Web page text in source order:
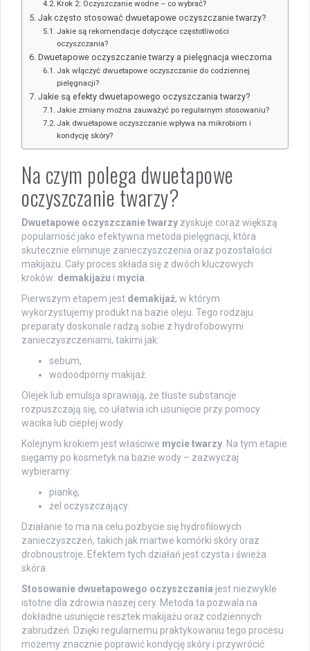
Krok 2: Oczyszczanie wodne – co wybrać?
Jak często stosować dwuetapowe oczyszczanie twarzy?
Jakie są rekomendacje dotyczące częstotliwości
oczyszczania?
Dwuetapowe oczyszczanie twarzy a pielęgnacja wieczorna
Jak włączyć dwuetapowe oczyszczanie do codziennej
pielęgnacji?
Jakie są efekty dwuetapowego oczyszczania twarzy?
Jakie zmiany można zauważyć po regularnym stosowaniu?
Jak dwuetapowe oczyszczanie wpływa na mikrobiom i
kondycję skóry?
Na czym polega dwuetapowe
oczyszczanie twarzy?
Dwuetapowe oczyszczanie twarzy zyskuje coraz większą
popularność jako efektywna metoda pielęgnacji, która
skutecznie eliminuje zanieczyszczenia oraz pozostałości
makijażu. Cały proces składa się z dwóch kluczowych
kroków: demakijażu i mycia
Pierwszym etapem jest demakijaż, w którym
wykorzystujemy produkt na bazie oleju. Tego rodzaju
preparaty doskonale radzą sobie z hydrofobowymi
zanieczyszczeniami, takimi jak:
sebum,
wodoodporny makijaż.
Olejek lub emulsja sprawiają, że tłuste substancje
rozpuszczają się, co ułatwia ich usunięcie przy pomocy
wacika lub ciepłej wody.
Kolejnym krokiem jest właściwe mycie twarzy . Na tym etapie
sięgamy po kosmetyk na bazie wody – zazwyczaj
wybieramy:
piankę,
żel oczyszczający.
Działanie to ma na celu pozbycie się hydrofilowych
zanieczyszczeń, takich jak martwe komórki skóry oraz
drobnoustroje. Efektem tych działań jest czysta i świeża
skóra.
Stosowanie dwuetapowego oczyszczania jest niezwykle
istotne dla zdrowia naszej cery. Metoda ta pozwala na
dokładne usunięcie resztek makijażu oraz codziennych
zabrudzeń. Dzięki regularnemu praktykowaniu tego procesu
możemy znacznie poprawić kondycję skóry i przywrócić